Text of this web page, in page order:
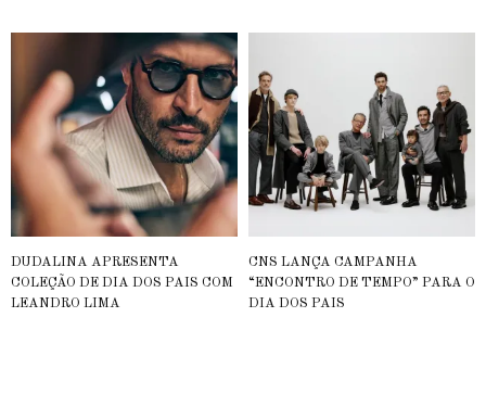
DUDALINA APRESENTA
COLEÇÃO DE DIA DOS PAIS COM
LEANDRO LIMA
CNS LANÇA CAMPANHA
“ENCONTRO DE TEMPO” PARA O
DIA DOS PAIS